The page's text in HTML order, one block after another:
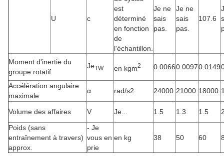
U c
est
déterminé
en fonction
de
l'échantillon.
Je ne
sais
pas.
Je ne
sais
pas.
107.6
Moment d'inertie du
groupe rotatif
JeTW en kgm2 0.00660.00970.0149
Accélération angulaire
maximale
α rad/s2 24000 21000 18000
Volume des affaires V Je... 1.5 1.3 1.5
Poids (sans
entraînement à travers)
approx.
- Je
vous en
prie
en kg 38 50 60